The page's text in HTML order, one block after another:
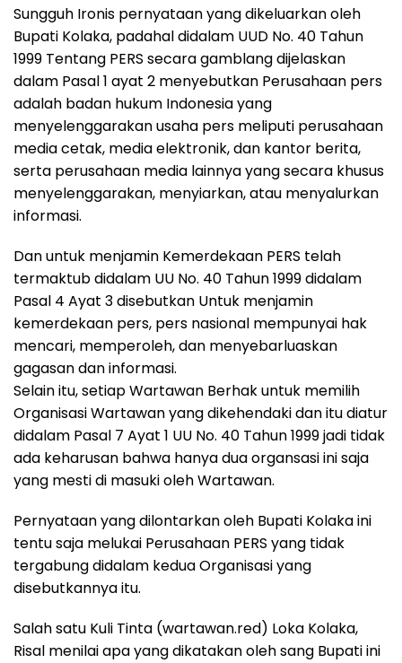
Sungguh Ironis pernyataan yang dikeluarkan oleh
Bupati Kolaka, padahal didalam UUD No. 40 Tahun
1999 Tentang PERS secara gamblang dijelaskan
dalam Pasal 1 ayat 2 menyebutkan Perusahaan pers
adalah badan hukum Indonesia yang
menyelenggarakan usaha pers meliputi perusahaan
media cetak, media elektronik, dan kantor berita,
serta perusahaan media lainnya yang secara khusus
menyelenggarakan, menyiarkan, atau menyalurkan
informasi.
Dan untuk menjamin Kemerdekaan PERS telah
termaktub didalam UU No. 40 Tahun 1999 didalam
Pasal 4 Ayat 3 disebutkan Untuk menjamin
kemerdekaan pers, pers nasional mempunyai hak
mencari, memperoleh, dan menyebarluaskan
gagasan dan informasi.
Selain itu, setiap Wartawan Berhak untuk memilih
Organisasi Wartawan yang dikehendaki dan itu diatur
didalam Pasal 7 Ayat 1 UU No. 40 Tahun 1999 jadi tidak
ada keharusan bahwa hanya dua organsasi ini saja
yang mesti di masuki oleh Wartawan.
Pernyataan yang dilontarkan oleh Bupati Kolaka ini
tentu saja melukai Perusahaan PERS yang tidak
tergabung didalam kedua Organisasi yang
disebutkannya itu.
Salah satu Kuli Tinta (wartawan.red) Loka Kolaka,
Risal menilai apa yang dikatakan oleh sang Bupati ini